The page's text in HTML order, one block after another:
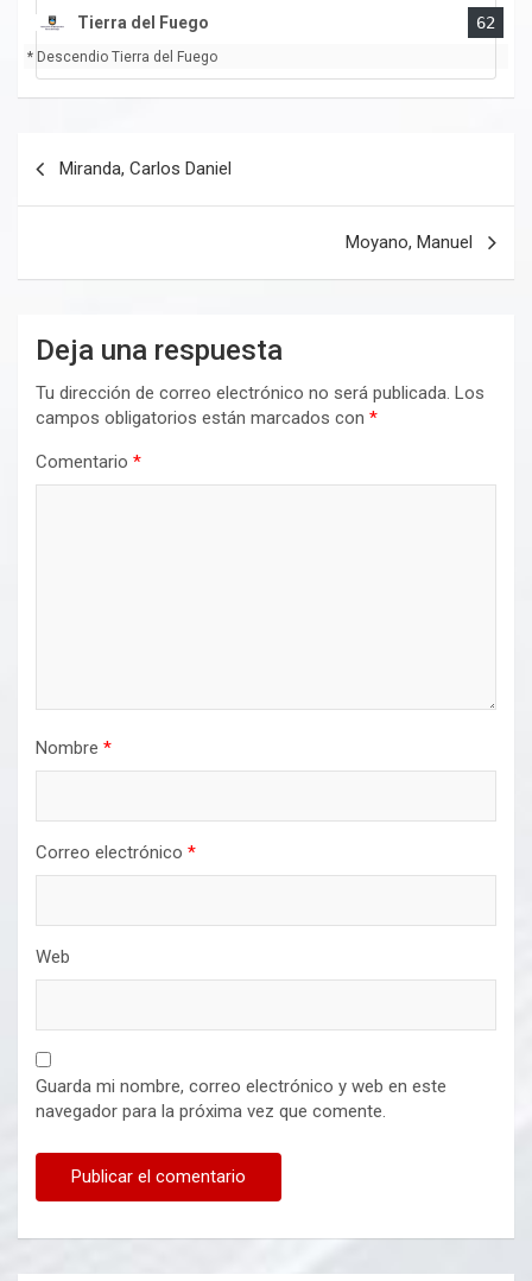
Tierra del Fuego 62
* Descendio Tierra del Fuego
Miranda, Carlos Daniel
Moyano, Manuel
Deja una respuesta
Tu dirección de correo electrónico no será publicada. Los
campos obligatorios están marcados con *
Comentario *
Nombre *
Correo electrónico *
Web
Guarda mi nombre, correo electrónico y web en este
navegador para la próxima vez que comente.